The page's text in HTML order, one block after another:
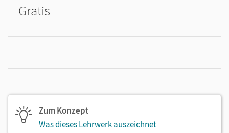
Gratis
Zum Konzept
Was dieses Lehrwerk auszeichnet